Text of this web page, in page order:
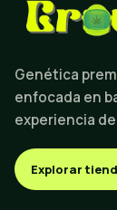
Genética
enfocada en
experiencia
Explorar